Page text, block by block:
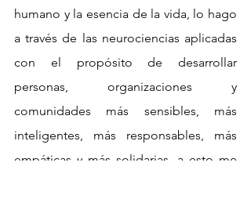
humano y la esencia de la vida, lo hago
a través de las neurociencias aplicadas
con el propósito de desarrollar
personas, organizaciones y
comunidades más sensibles, más
inteligentes, más responsables, más
empáticas y más solidarias, a esto me